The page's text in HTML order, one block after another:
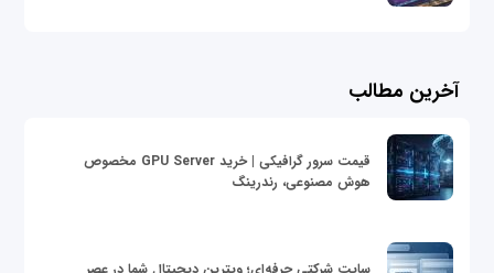
آخرین مطالب
قیمت سرور گرافیکی | خرید GPU Server مخصوص
هوش مصنوعی، رندرینگ